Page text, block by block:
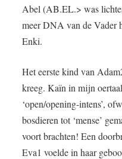
Abel (AB.EL.> was
meer DNA van de Vader
Enki.
Het eerste kind van
kreeg. Kaïn in mijn
‘open/opening-intens’,
bosdieren tot ‘mense’
voort brachten! Een
Eva1 voelde in haar